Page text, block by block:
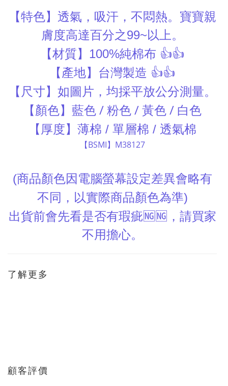
【特色】透氣，吸汗，不悶熱。寶寶親
膚度高達百分之99~以上。
【材質】
100%純棉布 👍👍
【產地】台灣製造 👍👍
【尺寸】如圖片，均採平放公分測量。
【顏色】藍色 / 粉色 / 黃色 / 白色
【厚度】薄棉 / 單層棉 / 透氣棉
【BSMI】M38127
(商品顏色因電腦螢幕設定差異會略有
不同，以實際商品顏色為準)
出貨前會先看是否有瑕疵🆖🆖 ，請買家
不用擔心。
了解更多
顧客評價